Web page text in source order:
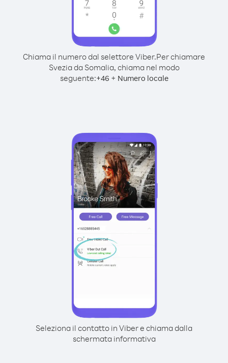
Chiama il numero dal selettore Viber.Per chiamare
Svezia da Somalia, chiama nel modo
seguente:+46 + Numero locale
Seleziona il contatto in Viber e chiama dalla
schermata informativa